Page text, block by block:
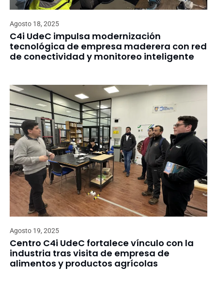
Agosto 18, 2025
C4i UdeC impulsa modernización
tecnológica de empresa maderera con red
de conectividad y monitoreo inteligente
Agosto 19, 2025
Centro C4i UdeC fortalece vínculo con la
industria tras visita de empresa de
alimentos y productos agrícolas